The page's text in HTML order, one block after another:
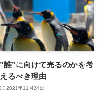
”誰”に向けて売るのかを考
えるべき理由
2021年11月24日